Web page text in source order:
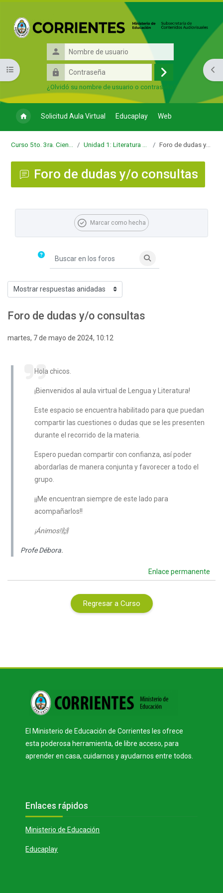
Nombre
de
usuario
Contraseña
Acceder
¿Olvidó su nombre de usuario o contraseña?
Solicitud Aula Virtual Educaplay Web
Abrir índice del curso
Foro de dudas y/o consultas
Requisitos de finalización
Marcar como hecha
Buscar en los foros
Buscar en los foros
Mostrar modo
Foro de dudas y/o consultas
Hola chicos.
¡Bienvenidos al aula virtual de Lengua y Literatura!
Este espacio se encuentra habilitado para que puedan
compartir las cuestiones o dudas que se les presenten
durante el recorrido de la materia.
Espero puedan compartir con confianza, así poder
abordarlas de manera conjunta y favorecer a todo el
grupo.
¡¡Me encuentran siempre de este lado para
acompañarlos!!
¡Ánimos!🙌
Profe Débora.
Enlace permanente
martes, 7 de mayo de 2024, 10:12
Número de respuestas: 0
Regresar a Curso
El Ministerio de Educación de Corrientes les ofrece
esta poderosa herramienta, de libre acceso, para
aprender en casa, cuidarnos y ayudarnos entre todos.
Bloques
Enlaces rápidos
Ministerio de Educación
Educaplay